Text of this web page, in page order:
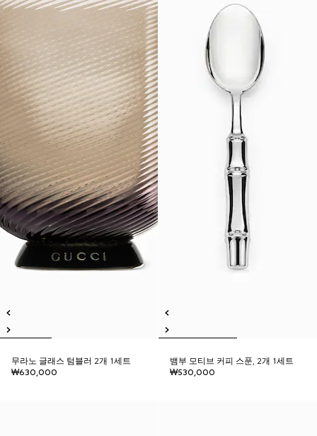
무라노 글래스 텀블러 2개 1세트
₩630,000
뱀부 모티브 커피 스푼, 2개 1세트
₩530,000